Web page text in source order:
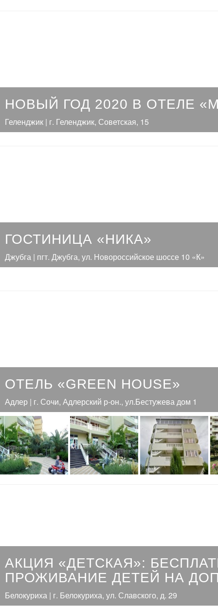
НОВЫЙ ГОД 2020 В ОТЕЛЕ
Геленджик | г. Геленджик, Советская, 15
ГОСТИНИЦА «НИКА»
Джубга | пгт. Джубга, ул. Новороссийское шоссе 10 «К»
ОТЕЛЬ «GREEN HOUSE»
Адлер | г. Сочи, Адлерский р-он., ул.Бестужева дом 1
АКЦИЯ «ДЕТСКАЯ»:
ПРОЖИВАНИЕ ДЕТЕЙ НА
Белокуриха | г. Белокуриха, ул. Славского, д. 29